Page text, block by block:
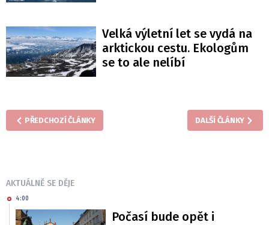
Velká výletní let se vydá na
arktickou cestu. Ekologům
se to ale nelíbí
PŘEDCHOZÍ ČLÁNKY DALŠÍ ČLÁNKY
AKTUÁLNĚ SE DĚJE
4:00
Počasí bude opět i